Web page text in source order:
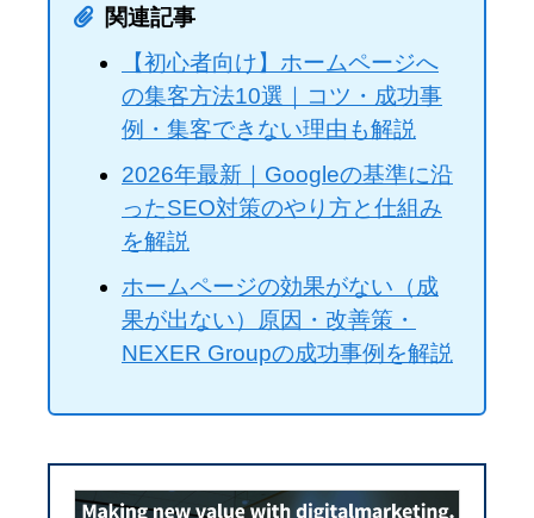
関連記事
【初心者向け】ホームページへ
の集客方法10選｜コツ・成功事
例・集客できない理由も解説
2026年最新｜Googleの基準に沿
ったSEO対策のやり方と仕組み
を解説
ホームページの効果がない（成
果が出ない）原因・改善策・
NEXER Groupの成功事例を解説